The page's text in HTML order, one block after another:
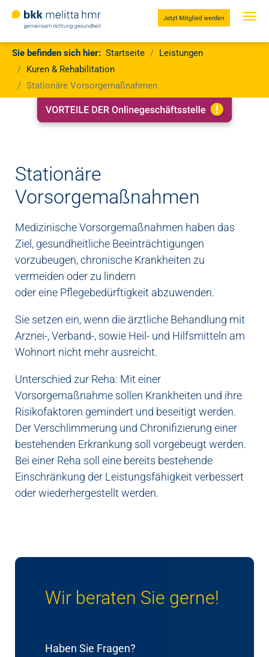
Zum Hauptinhalt springen
Jetzt
Mitglied
werden
Sie sind hier:
Sie befinden sich hier: Startseite
Leistungen
Kuren & Rehabilitation
Stationäre Vorsorgemaßnahmen
Stationäre
Vorsorgemaßnahmen
Medizinische Vorsorgemaßnahmen haben das
Ziel, gesundheitliche Beeinträchtigungen
vorzubeugen, chronische Krankheiten zu
vermeiden oder zu lindern
oder eine Pflegebedürftigkeit abzuwenden.
Sie setzen ein, wenn die ärztliche Behandlung mit
Arznei-, Verband-, sowie Heil- und Hilfsmitteln am
Wohnort nicht mehr ausreicht.
Unterschied zur Reha: Mit einer
Vorsorgemaßnahme sollen Krankheiten und ihre
Risikofaktoren gemindert und beseitigt werden.
Der Verschlimmerung und Chronifizierung einer
bestehenden Erkrankung soll vorgebeugt werden.
Bei einer Reha soll eine bereits bestehende
Einschränkung der Leistungsfähigkeit verbessert
oder wiederhergestellt werden.
Wir beraten Sie gerne!
Haben Sie Fragen?